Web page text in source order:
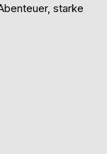
starke